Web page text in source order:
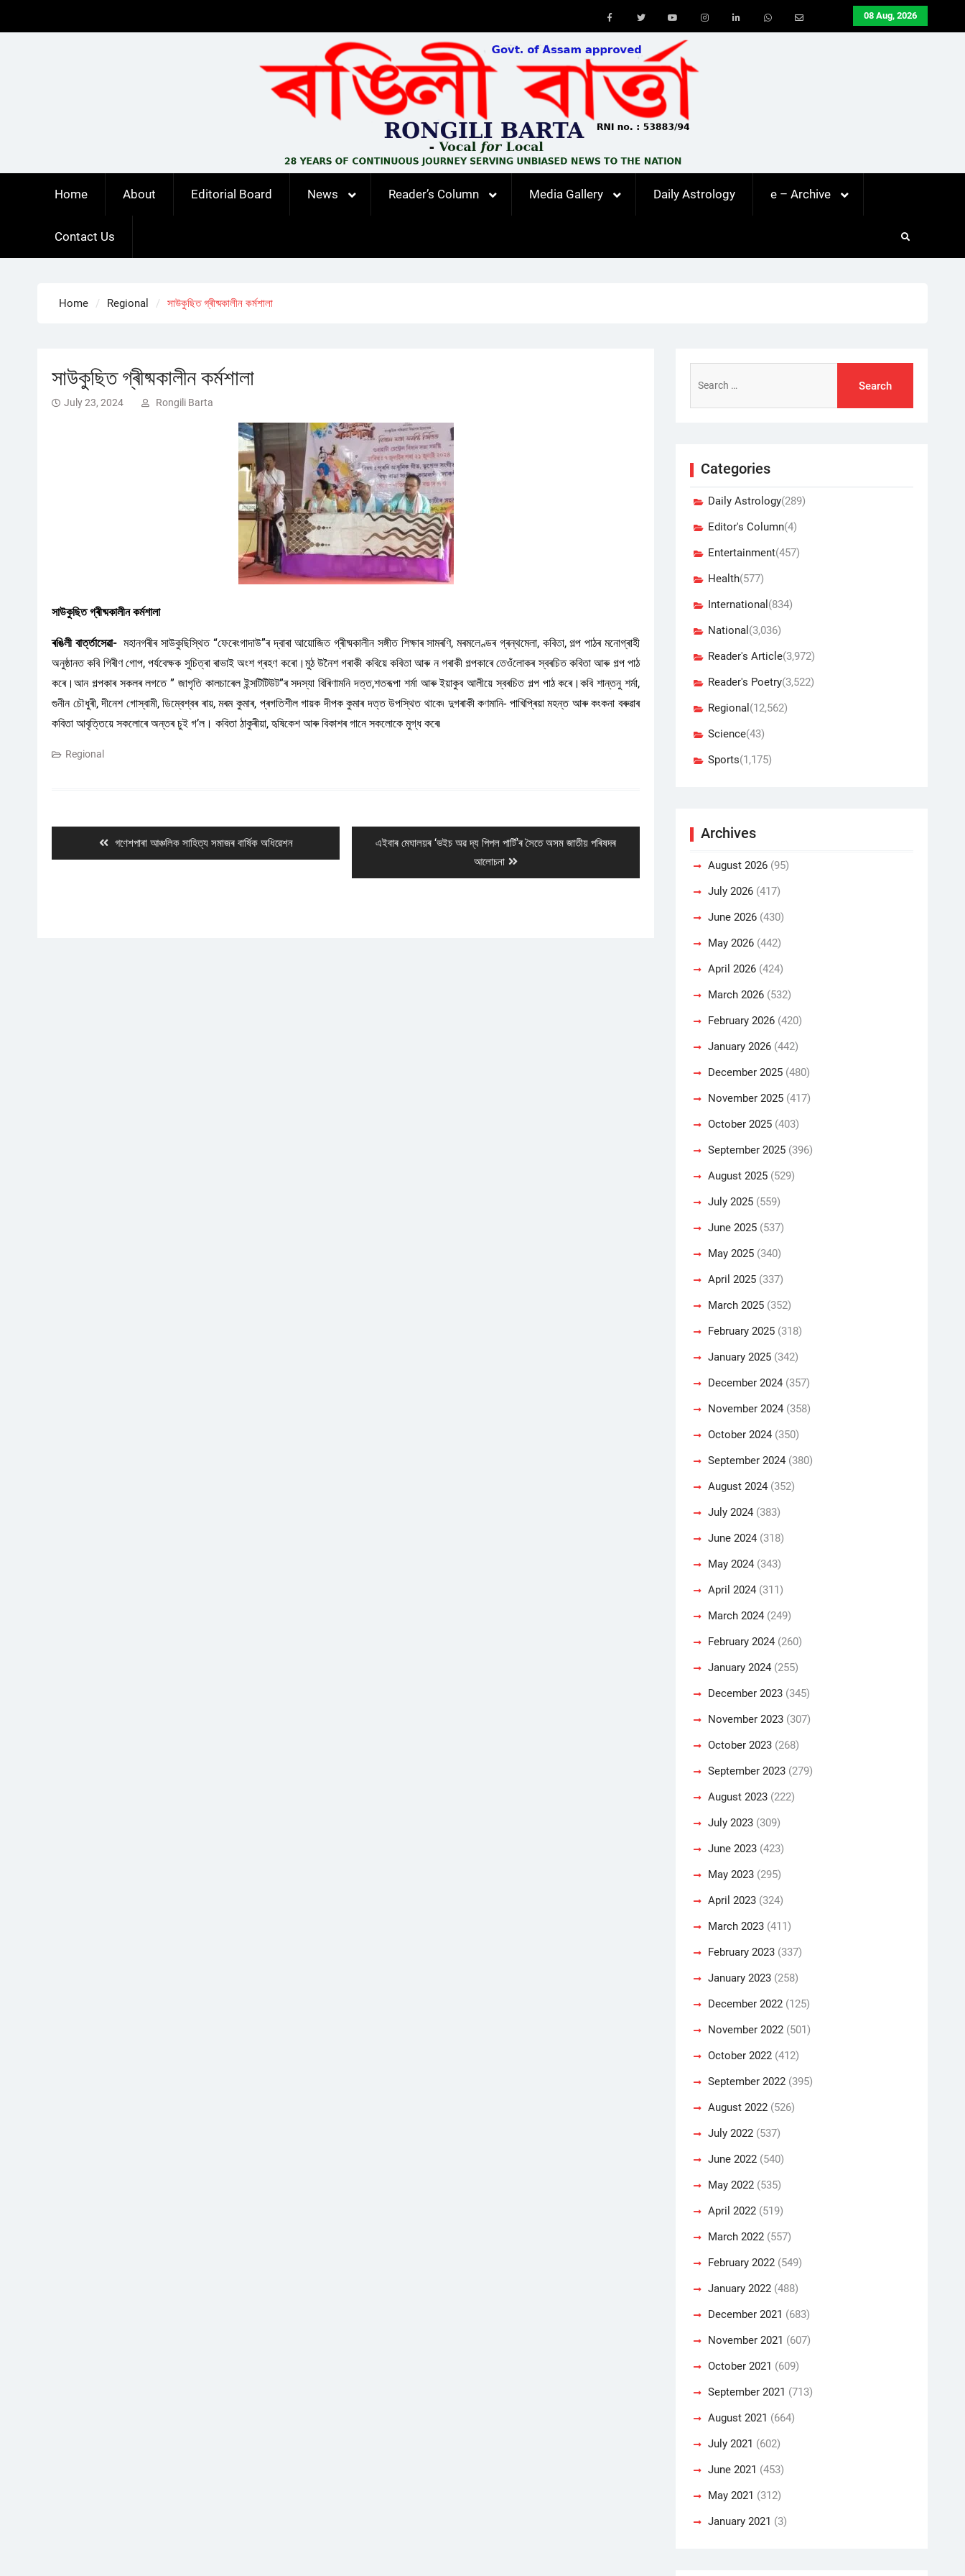
08 Aug, 2026
Youtube
Home About Editorial Board News Reader’s Column Media Gallery Daily Astrology e – Archive
Contact Us
Home Regional সাউকুছিত গ্ৰীষ্মকালীন কৰ্মশালা
সাউকুছিত গ্ৰীষ্মকালীন কৰ্মশালা
July 23, 2024 Rongili Barta
সাউকুছিত গ্ৰীষ্মকালীন কৰ্মশালা
ৰঙিলী বাৰ্ত্তাসেৱা-মহানগৰীৰ সাউকুছিস্থিত “ফেৰেংগাদাউ”ৰ দ্বাৰা আয়োজিত গ্ৰীষ্মকালীন সঙ্গীত শিক্ষাৰ সামৰণি, মৰমলেণ্ডৰ গ্ৰন্থমেলা, কবিতা, গল্প পাঠৰ মনোগ্ৰাহী
অনুষ্ঠানত কবি গিৰীণ গোপ, পৰ্যবেক্ষক সুচিত্ৰা ৰাভাই অংশ গ্ৰহণ কৰো।মুঠ উনৈশ গৰাকী কবিয়ে কবিতা আৰু ন গৰাকী গল্পকাৰে তেওঁলোকৰ স্বৰচিত কবিতা আৰু গল্প পাঠ
কৰে।আন গল্পকাৰ সকলৰ লগতে ” জাগৃতি কালচাৰেল ইন্সটিটিউট”ৰ সদস্যা বিৰিণামনি দত্ত,শতৰূপা শৰ্মা আৰু ইয়াকুব আলীয়ে স্বৰচিত গল্প পাঠ কৰে।কবি শান্তনু শৰ্মা,
গুনীন চৌধুৰী, দীনেশ গোস্বামী, ডিম্বেশ্বৰ ৰায়, মৰম কুমাৰ, প্ৰগতিশীল গায়ক দীপক কুমাৰ দত্ত উপস্থিত থাকে৷ দুগৰাকী কণমানি- পাখিপ্ৰিয়া মহন্ত আৰু কংকনা বৰুৱাৰ
কবিতা আবৃত্তিয়ে সকলোৰে অন্তৰ চুই গ’ল। কবিতা ঠাকুৰীয়া, হৃষিকেশ আৰু বিকাশৰ গানে সকলোকে মুগ্ধ কৰে৷
Regional
Previous
post:
গণেশপাৰা আঞ্চলিক সাহিত্য সমাজৰ বাৰ্ষিক অধিৱেশন
Next
এইবাৰ মেঘালয়ৰ ‘ভইচ অৱ দ্য পিপল পাৰ্টি’ৰ সৈতে অসম জাতীয় পৰিষদৰ
আলোচনা
for:
Categories
Daily Astrology(289)
Editor's Column(4)
Entertainment(457)
Health(577)
International (834)
National (3,036)
Reader's Article(3,972)
Reader's Poetry(3,522)
Regional (12,562)
Science(43)
Sports(1,175)
Archives
August 2026 (95)
July 2026 (417)
June 2026 (430)
May 2026 (442)
April 2026 (424)
March 2026 (532)
February 2026 (420)
January 2026 (442)
December 2025 (480)
November 2025 (417)
October 2025 (403)
September 2025 (396)
August 2025 (529)
July 2025 (559)
June 2025 (537)
May 2025 (340)
April 2025 (337)
March 2025 (352)
February 2025 (318)
January 2025 (342)
December 2024 (357)
November 2024 (358)
October 2024 (350)
September 2024 (380)
August 2024 (352)
July 2024 (383)
June 2024 (318)
May 2024 (343)
April 2024 (311)
March 2024 (249)
February 2024 (260)
January 2024 (255)
December 2023 (345)
November 2023 (307)
October 2023 (268)
September 2023 (279)
August 2023 (222)
July 2023 (309)
June 2023 (423)
May 2023 (295)
April 2023 (324)
March 2023 (411)
February 2023 (337)
January 2023 (258)
December 2022 (125)
November 2022 (501)
October 2022 (412)
September 2022 (395)
August 2022 (526)
July 2022 (537)
June 2022 (540)
May 2022 (535)
April 2022 (519)
March 2022 (557)
February 2022 (549)
January 2022 (488)
December 2021 (683)
November 2021 (607)
October 2021 (609)
September 2021 (713)
August 2021 (664)
July 2021 (602)
June 2021 (453)
May 2021 (312)
January 2021 (3)